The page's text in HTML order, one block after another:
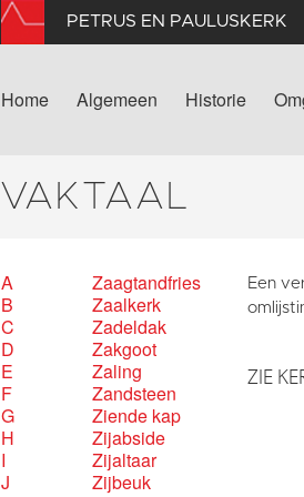
PETRUS EN PAULUSKERK
Home Algemeen Historie
VAKTAAL
A
B
C
D
E
F
G
H
I
J
Zaagtandfries
Zaalkerk
Zadeldak
Zakgoot
Zaling
Zandsteen
Ziende kap
Zijabside
Zijaltaar
Zijbeuk
Een
ZIE